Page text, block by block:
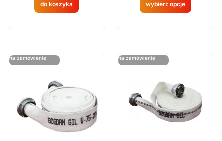
do koszyka
Produkt
na
zamówien
wybierz opcje
Produkt
na
zamówien
na zamówienie
ostatnie sztuki na zamówienie
ostatnie sztuki